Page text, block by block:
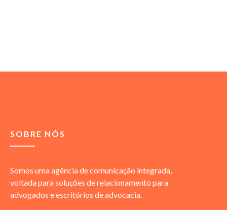
SOBRE NÓS
Somos uma agência de comunicação integrada,
voltada para soluções de relacionamento para
advogados e escritórios de advocacia.